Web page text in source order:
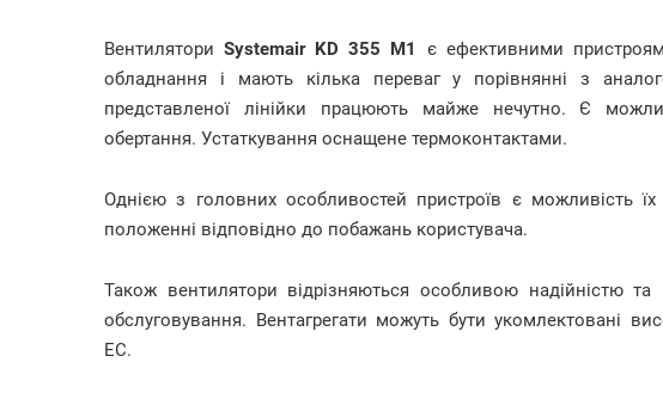
ВентиляториSystemair KD 355 M1
є ефективними
обладнання і мають кілька переваг у порівнянні з
представленої лінійки працюють майже нечутно. Є
обертання. Устаткування оснащене термоконтактами.
Однією з головних особливостей пристроїв є можливість
положенні відповідно до побажань користувача.
Також вентилятори відрізняються особливою надійністю та
обслуговування. Вентагрегати можуть бути укомлектовані
EC.